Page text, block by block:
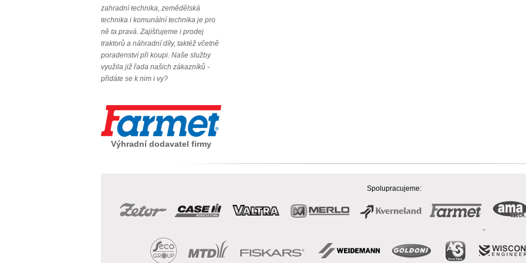
zahradní technika, zemědělská
technika i komunální technika je pro
ně ta pravá. Zajišťujeme i prodej
traktorů a náhradní díly, taktéž včetně
poradenství při koupi. Naše služby
využila již řada našich zákazníků -
přidáte se k nim i vy?
Výhradní dodavatel firmy
Spolupracujeme: